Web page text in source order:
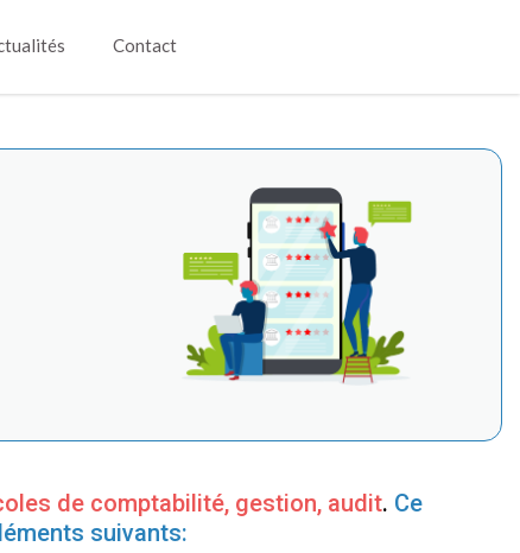
Contact
de comptabilité, gestion, audit. Ce
suivants: